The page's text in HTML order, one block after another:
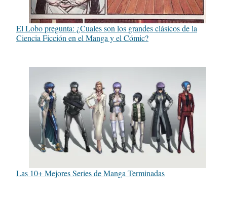
El Lobo pregunta: ¿Cuales son los grandes clásicos de la
Ciencia Ficción en el Manga y el Cómic?
Las 10+ Mejores Series de Manga Terminadas